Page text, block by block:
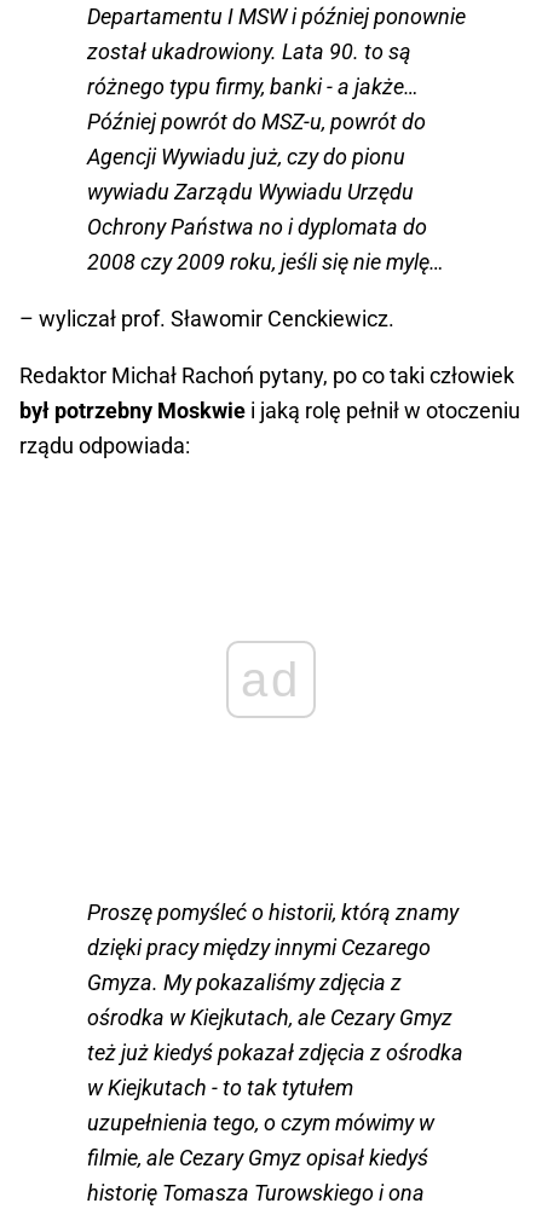
Departamentu I MSW i później ponownie
został ukadrowiony. Lata 90. to są
różnego typu firmy, banki - a jakże…
Później powrót do MSZ-u, powrót do
Agencji Wywiadu już, czy do pionu
wywiadu Zarządu Wywiadu Urzędu
Ochrony Państwa no i dyplomata do
2008 czy 2009 roku, jeśli się nie mylę…
– wyliczał prof. Sławomir Cenckiewicz.
Redaktor Michał Rachoń pytany, po co taki człowiek
był potrzebny Moskwie i jaką rolę pełnił w otoczeniu
rządu odpowiada:
ad
Proszę pomyśleć o historii, którą znamy
dzięki pracy między innymi Cezarego
Gmyza. My pokazaliśmy zdjęcia z
ośrodka w Kiejkutach, ale Cezary Gmyz
też już kiedyś pokazał zdjęcia z ośrodka
w Kiejkutach - to tak tytułem
uzupełnienia tego, o czym mówimy w
filmie, ale Cezary Gmyz opisał kiedyś
historię Tomasza Turowskiego i ona